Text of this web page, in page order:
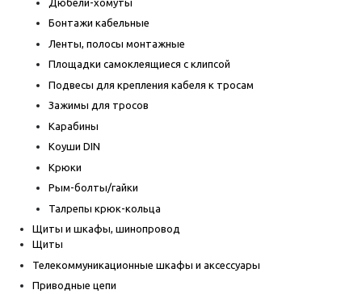
Бонтажи кабельные
Ленты, полосы монтажные
Площадки самоклеящиеся с клипсой
Подвесы для крепления кабеля к тросам
Зажимы для тросов
Карабины
Коуши DIN
Крюки
Рым-болты/гайки
Талрепы крюк-кольца
Щиты и шкафы, шинопровод
Щиты
Телекоммуникационные шкафы и аксессуары
Приводные цепи